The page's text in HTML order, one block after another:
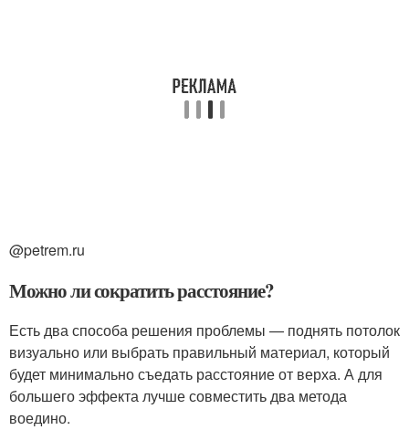
@petrem.ru
Можно ли сократить расстояние?
Есть два способа решения проблемы — поднять потолок
визуально или выбрать правильный материал, который
будет минимально съедать расстояние от верха. А для
большего эффекта лучше совместить два метода
воедино.